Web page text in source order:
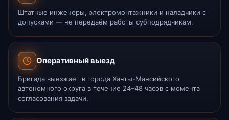
Штатные инженеры, электромонтажники и наладчики с
допусками — не передаём работы субподрядчикам.
Оперативный выезд
Бригада выезжает в города Ханты-Мансийского
автономного округа в течение 24–48 часов с момента
согласования задачи.